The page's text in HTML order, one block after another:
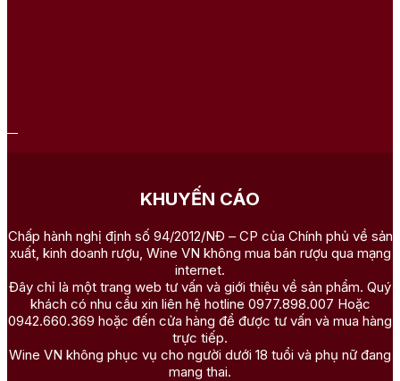
KHUYẾN CÁO
Chấp hành nghị định số 94/2012/NĐ – CP của Chính phủ về sản
xuất, kinh doanh rượu, Wine VN không mua bán rượu qua mạng
internet.
Đây chỉ là một trang web tư vấn và giới thiệu về sản phẩm. Quý
khách có nhu cầu xin liên hệ hotline 0977.898.007 Hoặc
0942.660.369 hoặc đến cửa hàng để được tư vấn và mua hàng
trực tiếp.
Wine VN không phục vụ cho người dưới 18 tuổi và phụ nữ đang
mang thai.